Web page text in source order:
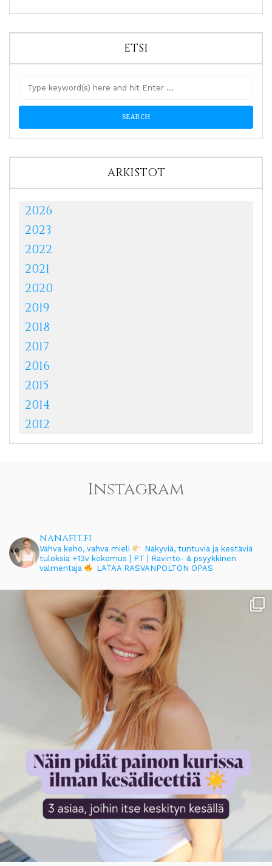
ETSI
ARKISTOT
2026
2023
2022
2021
2020
2019
2018
2017
2016
2015
2014
2012
Instagram
nanafit.fi
Vahva keho, vahva mieli
Näkyviä, tuntuvia ja kestäviä
tuloksia +13v kokemus | PT | Ravinto- & psyykkinen
valmentaja
LATAA RASVANPOLTON OPAS